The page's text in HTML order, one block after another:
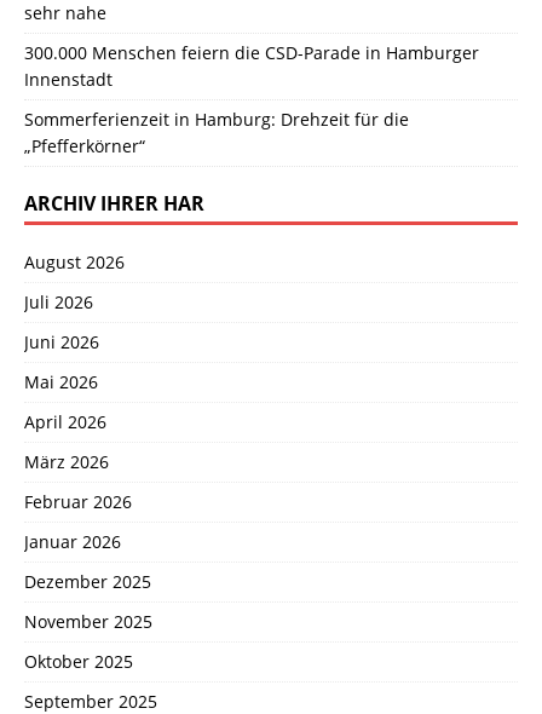
sehr nahe
300.000 Menschen feiern die CSD-Parade in Hamburger
Innenstadt
Sommerferienzeit in Hamburg: Drehzeit für die
„Pfefferkörner“
ARCHIV IHRER HAR
August 2026
Juli 2026
Juni 2026
Mai 2026
April 2026
März 2026
Februar 2026
Januar 2026
Dezember 2025
November 2025
Oktober 2025
September 2025